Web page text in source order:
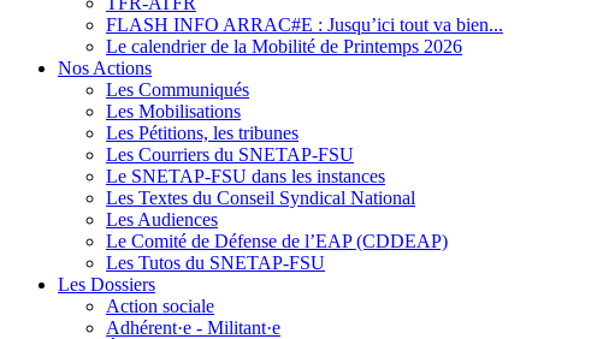
FLASH INFO ARRAC#E : Jusqu’ici tout va bien...
Le calendrier de la Mobilité de Printemps 2026
Nos Actions
Les Communiqués
Les Mobilisations
Les Pétitions, les tribunes
Les Courriers du SNETAP-FSU
Le SNETAP-FSU dans les instances
Les Textes du Conseil Syndical National
Les Audiences
Le Comité de Défense de l’EAP (CDDEAP)
Les Tutos du SNETAP-FSU
Les Dossiers
Action sociale
Adhérent·e - Militant·e